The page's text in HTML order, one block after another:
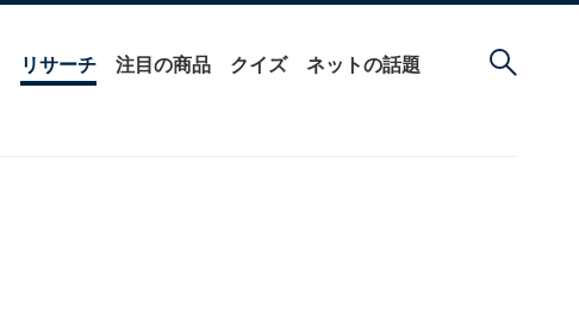
リサーチ 注目の商品 クイズ ネットの話題